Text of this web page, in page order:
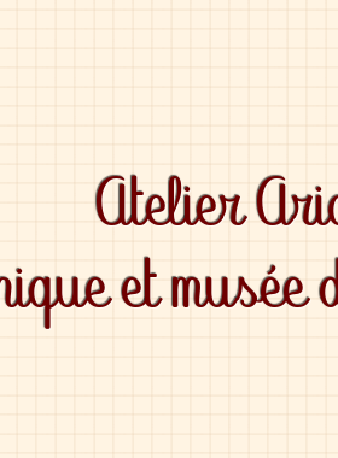
Atelier
et musée